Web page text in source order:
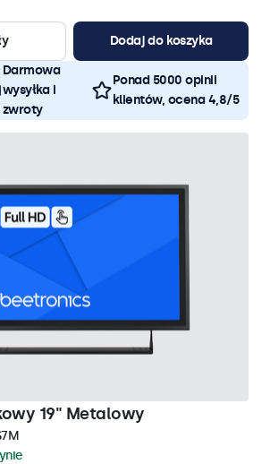
Dodaj do koszyka
Darmowa
wysyłka i
zwroty
Ponad 5000 opinii
klientów, ocena 4,8/5
19" Metalowy